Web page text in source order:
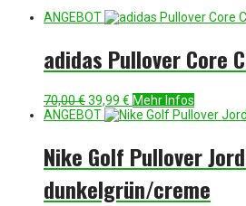
ANGEBOT
adidas Pullover Core
70,00€Ursprünglicher
Preis
39,99 € Aktueller
Preis
Mehr Infos
ANGEBOT
Nike Golf Pullover
dunkelgrün/creme